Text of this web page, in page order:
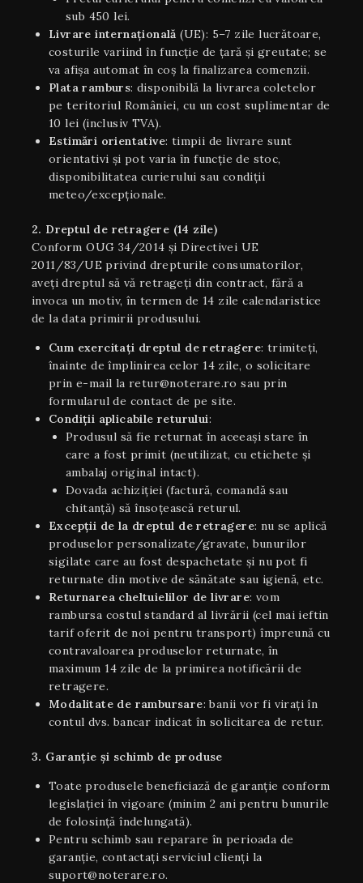
sub 450 lei.
Livrare internaţională (UE): 5–7 zile lucrătoare,
costurile variind în funcție de țară și greutate; se
va afișa automat în coș la finalizarea comenzii.
Plata ramburs: disponibilă la livrarea coletelor
pe teritoriul României, cu un cost suplimentar de
10 lei (inclusiv TVA).
Estimări orientative: timpii de livrare sunt
orientativi şi pot varia în funcție de stoc,
disponibilitatea curierului sau condiții
meteo/excepționale.
2. Dreptul de retragere (14 zile)
Conform OUG 34/2014 și Directivei UE
2011/83/UE privind drepturile consumatorilor,
aveți dreptul să vă retrageți din contract, fără a
invoca un motiv, în termen de 14 zile calendaristice
de la data primirii produsului.
Cum exercitați dreptul de retragere: trimiteți,
înainte de împlinirea celor 14 zile, o solicitare
prin e-mail la retur@noterare.ro sau prin
formularul de contact de pe site.
Condiţii aplicabile returului:
Produsul să fie returnat în aceeaşi stare în
care a fost primit (neutilizat, cu etichete și
ambalaj original intact).
Dovada achiziției (factură, comandă sau
chitanță) să însoțească returul.
Excepții de la dreptul de retragere: nu se aplică
produselor personalizate/gravate, bunurilor
sigilate care au fost despachetate și nu pot fi
returnate din motive de sănătate sau igienă, etc.
Returnarea cheltuielilor de livrare: vom
rambursa costul standard al livrării (cel mai ieftin
tarif oferit de noi pentru transport) împreună cu
contravaloarea produselor returnate, în
maximum 14 zile de la primirea notificării de
retragere.
Modalitate de rambursare: banii vor fi virați în
contul dvs. bancar indicat în solicitarea de retur.
3. Garanție și schimb de produse
Toate produsele beneficiază de garanție conform
legislației în vigoare (minim 2 ani pentru bunurile
de folosință îndelungată).
Pentru schimb sau reparare în perioada de
garanție, contactați serviciul clienți la
suport@noterare.ro.